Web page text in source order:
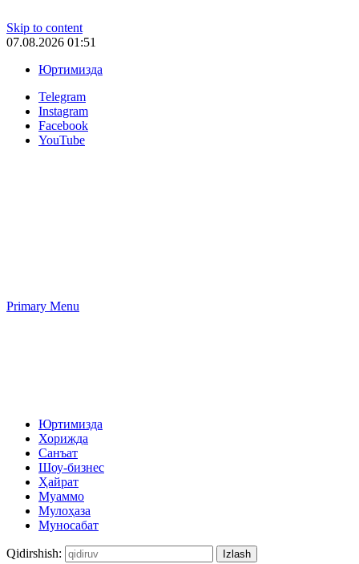
Skip to content
07.08.2026 01:51
Юртимизда
Telegram
Instagram
Facebook
YouTube
Primary Menu
Юртимизда
Хорижда
Санъат
Шоу-бизнес
Ҳайрат
Муаммо
Мулоҳаза
Муносабат
Qidirshish: